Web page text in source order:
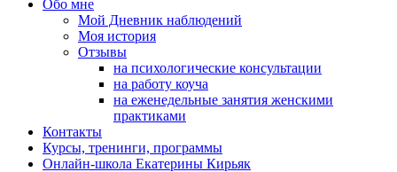
Обо мне
Мой Дневник наблюдений
Моя история
Отзывы
на психологические консультации
на работу коуча
на еженедельные занятия женскими
практиками
Контакты
Курсы, тренинги, программы
Онлайн-школа Екатерины Кирьяк